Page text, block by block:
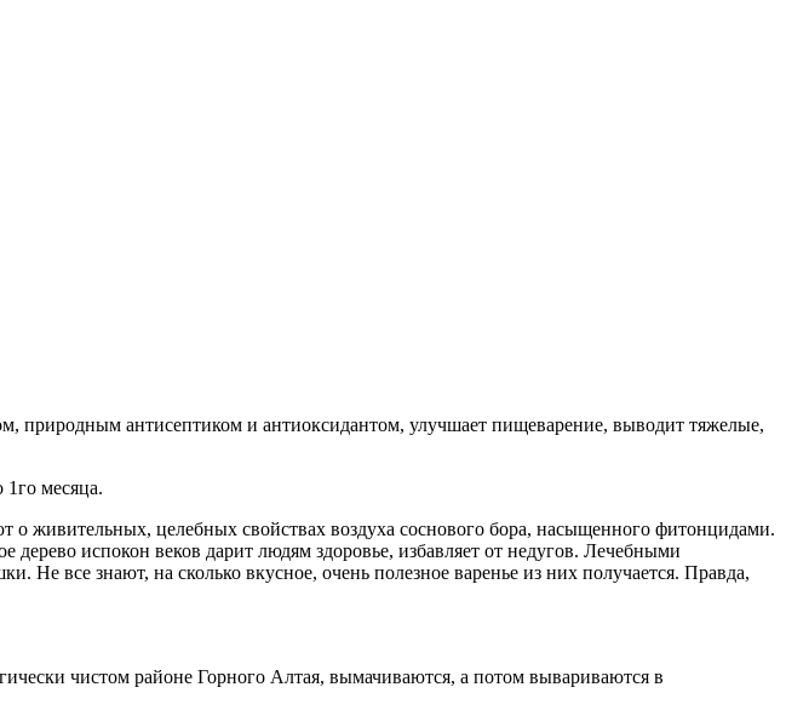
природным антисептиком и антиоксидантом, улучшает пищеварение, выводит тяжелые,
месяца.
живительных, целебных свойствах воздуха соснового бора, насыщенного фитонцидами.
дерево испокон веков дарит людям здоровье, избавляет от недугов. Лечебными
все знают, на сколько вкусное, очень полезное варенье из них получается. Правда,
чистом районе Горного Алтая, вымачиваются, а потом вывариваются в